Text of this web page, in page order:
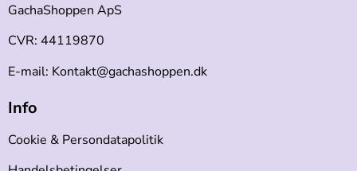
GachaShoppen ApS
CVR: 44119870
E-mail: Kontakt@gachashoppen.dk
Info
Cookie & Persondatapolitik